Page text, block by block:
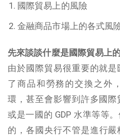
國際貿易上的風險
金融商品市場上的各式風
先來談談什麼是國際貿易上
由於國際貿易很重要的就
了商品和勞務的交換之外
環，甚至會影響到許多國際
或是一國的 GDP 水準等等
的，各國央行不管是進行